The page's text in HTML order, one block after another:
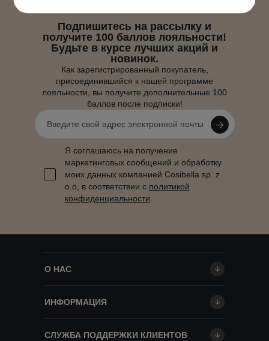
Подпишитесь на рассылку и
получите 100 баллов лояльности!
Будьте в курсе лучших акций и
новинок.
Как зарегистрированный покупатель,
присоединившийся к нашей программе
лояльности, вы получите дополнительные 100
баллов после подписки!
Я соглашаюсь на получение
маркетинговых сообщений и обработку
моих данных компанией Cosibella sp. z
o.o, в соответствии с политикой
конфиденциальности
О НАС
ИНФОРМАЦИЯ
СЛУЖБА ПОДДЕРЖКИ КЛИЕНТОВ